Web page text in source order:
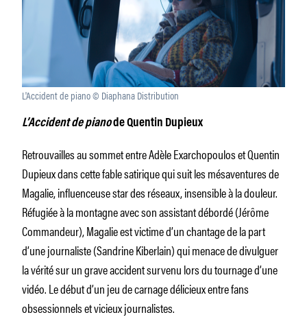
L'Accident de piano © Diaphana Distribution
L’Accident de pianode Quentin Dupieux
Retrouvailles au sommet entre Adèle Exarchopoulos et Quentin
Dupieux dans cette fable satirique qui suit les mésaventures de
Magalie, influenceuse star des réseaux, insensible à la douleur.
Réfugiée à la montagne avec son assistant débordé (Jérôme
Commandeur), Magalie est victime d’un chantage de la part
d’une journaliste (Sandrine Kiberlain) qui menace de divulguer
la vérité sur un grave accident survenu lors du tournage d’une
vidéo. Le début d’un jeu de carnage délicieux entre fans
obsessionnels et vicieux journalistes.